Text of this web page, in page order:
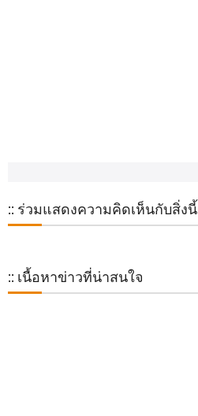
:: ร่วมแสดงความคิดเห็นกับสิ่งนี้
:: เนื้อหาข่าวที่น่าสนใจ